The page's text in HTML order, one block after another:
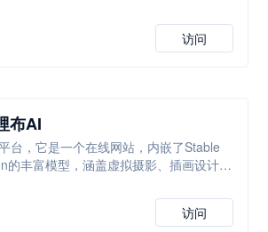
访问
布AI
台，它是一个在线网站，内嵌了Stable
的丰富模型，涵盖虚拟摄影、插画设计多
访问